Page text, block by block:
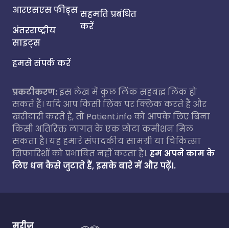
आरएसएस फीड्स
अंतरराष्ट्रीय
साइट्स
हमसे संपर्क करें
सहमति प्रबंधित
करें
प्रकटीकरण:इस लेख में कुछ लिंक सहबद्ध लिंक हो
सकते हैं। यदि आप किसी लिंक पर क्लिक करते हैं और
खरीदारी करते हैं, तो Patient.info को आपके लिए बिना
किसी अतिरिक्त लागत के एक छोटा कमीशन मिल
सकता है। यह हमारे संपादकीय सामग्री या चिकित्सा
सिफारिशों को प्रभावित नहीं करता है।. हम अपने काम के
लिए धन कैसे जुटाते हैं, इसके बारे में और पढ़ें।.
मरीज़